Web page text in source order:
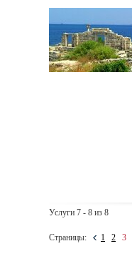
Услуги 7 - 8 из 8
Страницы: 1 2 3